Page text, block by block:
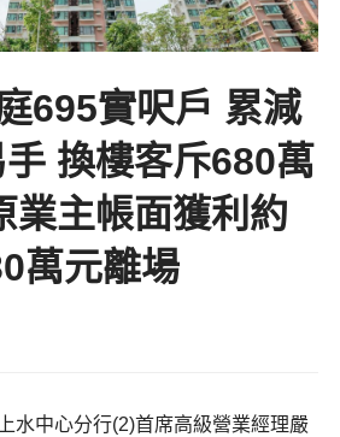
695實呎戶 累減
換樓客斥680萬
業主帳面獲利約
萬元離場
水中心分行(2)首席高級營業經理嚴